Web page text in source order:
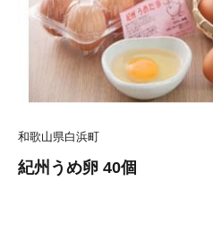
和歌山県白浜町
紀州うめ卵 40個